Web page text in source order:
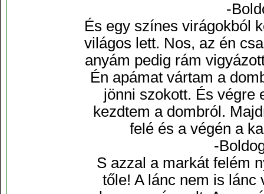
-
És egy színes virágokból
világos lett. Nos, az én
anyám pedig rám
Én apámat vártam a
jönni szokott. És végre
kezdtem a dombról.
felé és a végén a
-
S azzal a markát felém
tőle! A lánc nem is lánc